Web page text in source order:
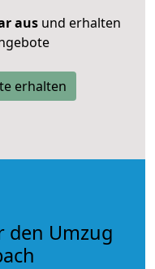
ausund erhalten
erhalten
den Umzug